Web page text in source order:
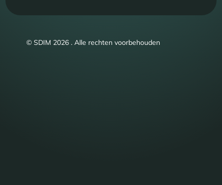
© SDIM 2026 . Alle rechten voorbehouden